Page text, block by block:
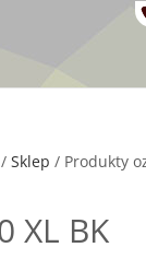
/ Sklep / Produkty
XL BK